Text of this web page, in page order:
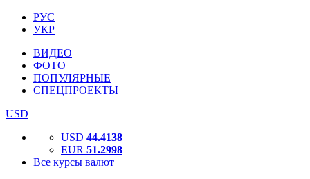
РУС
УКР
ВИДЕО
ФОТО
ПОПУЛЯРНЫЕ
СПЕЦПРОЕКТЫ
USD
USD 44.4138
EUR 51.2998
Все курсы валют